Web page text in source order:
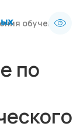
обучения